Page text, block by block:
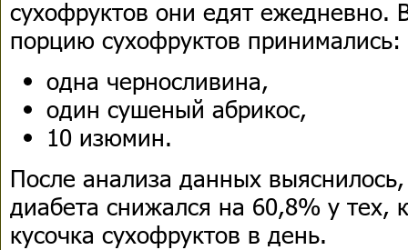
сухофруктов они едят ежедневно.
порцию сухофруктов принимались:
одна черносливина,
один сушеный абрикос,
10 изюмин.
После анализа данных
диабета снижался на 60,8% у тех,
кусочка сухофруктов в день.